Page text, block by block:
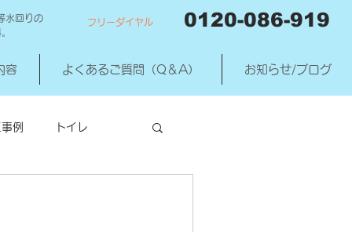
水回りの
フリーダイヤル 0120-086-919
容 よくあるご質問（Q＆A） お知らせ/ブログ
例 トイレ